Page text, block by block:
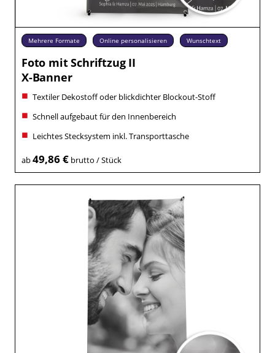
Mehrere Formate Online personalisieren Wunschtext
Foto mit Schriftzug II
X-Banner
Textiler Dekostoff oder blickdichter Blockout-Stoff
Schnell aufgebaut für den Innenbereich
Leichtes Stecksystem inkl. Transporttasche
ab49,86 €brutto / Stück